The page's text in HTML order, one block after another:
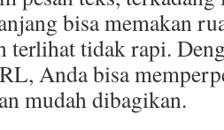
bisa memakan
terlihat tidak rapi.
Anda bisa
mudah dibagikan.